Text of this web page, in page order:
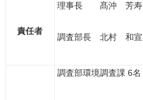
責任者
理事長 髙沖 芳寿
調査部長 北村 和宣
調査部環境調査課 6名